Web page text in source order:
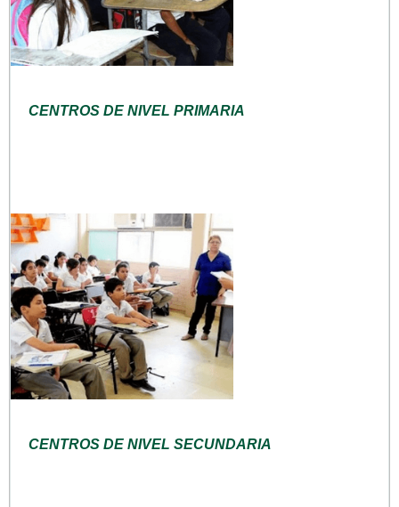
CENTROS DE NIVEL PRIMARIA
CENTROS DE NIVEL SECUNDARIA